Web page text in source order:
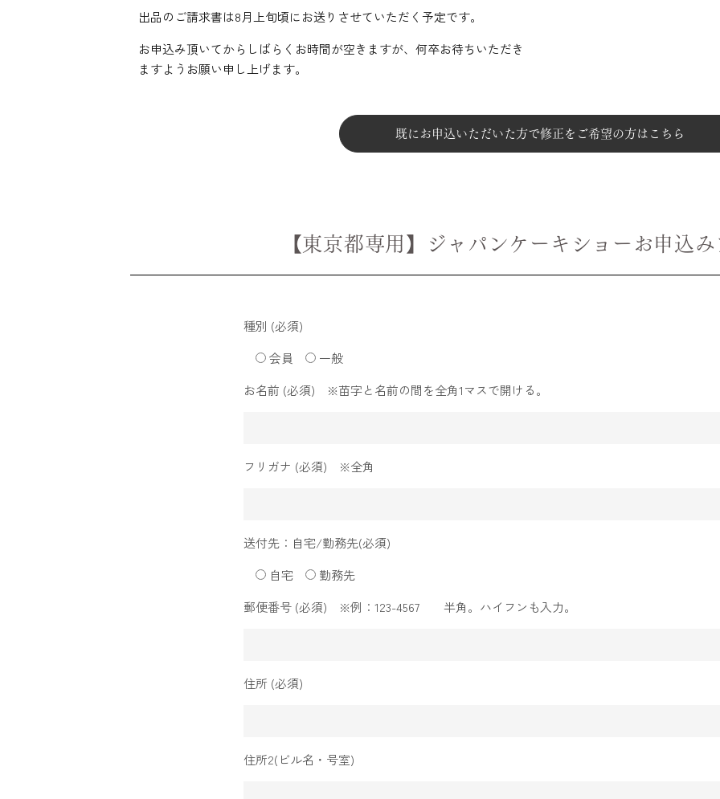
出品のご請求書は8月上旬頃にお送りさせていただく予定です。
お申込み頂いてからしばらくお時間が空きますが、何卒お待ちいただき
ますようお願い申し上げます。
既にお申込いただいた方で修正をご希望の方はこちら
【東京都専用】ジャパンケーキショーお申込
種別 (必須)
会員
一般
お名前 (必須) ※苗字と名前の間を全角1マスで開ける。
フリガナ (必須) ※全角
送付先：自宅/勤務先(必須)
自宅
勤務先
郵便番号 (必須) ※例：123-4567 半角。ハイフンも入力。
住所 (必須)
住所2(ビル名・号室)